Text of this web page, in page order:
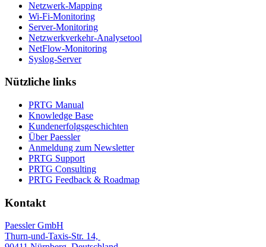
Netzwerk-Mapping
Wi-Fi-Monitoring
Server-Monitoring
Netzwerkverkehr-Analysetool
NetFlow-Monitoring
Syslog-Server
Nützliche links
PRTG Manual
Knowledge Base
Kundenerfolgsgeschichten
Über Paessler
Anmeldung zum Newsletter
PRTG Support
PRTG Consulting
PRTG Feedback & Roadmap
Kontakt
Paessler GmbH
Thurn-und-Taxis-Str. 14,